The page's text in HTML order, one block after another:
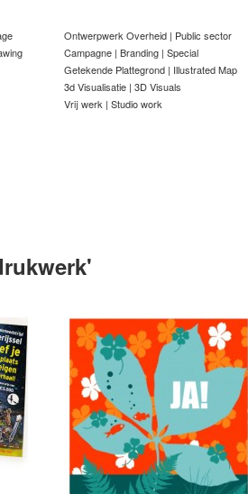
Ontwerpwerk Overheid | Public sector
Campagne | Branding | Special
Getekende Plattegrond | Illustrated Map
3d Visualisatie | 3D Visuals
Vrij werk | Studio work
'